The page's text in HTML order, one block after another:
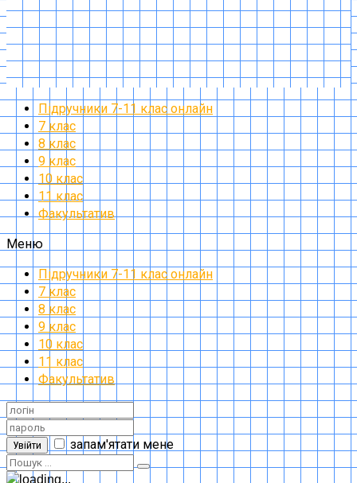
Підручники 7-11 клас онлайн
7 клас
8 клас
9 клас
10 клас
11 клас
Факультатив
Меню
Підручники 7-11 клас онлайн
7 клас
8 клас
9 клас
10 клас
11 клас
Факультатив
Увійти запам'ятати мене